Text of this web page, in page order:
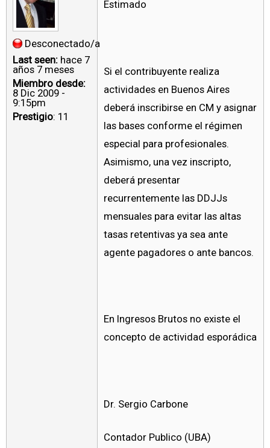
Desconectado/a
Last seen: hace 7
años 7 meses
Miembro desde:
8 Dic 2009 -
9:15pm
Prestigio: 11
Estimado
Si el contribuyente realiza
actividades en Buenos Aires
deberá inscribirse en CM y asignar
las bases conforme el régimen
especial para profesionales.
Asimismo, una vez inscripto,
deberá presentar
recurrentemente las DDJJs
mensuales para evitar las altas
tasas retentivas ya sea ante
agente pagadores o ante bancos.
En Ingresos Brutos no existe el
concepto de actividad esporádica
Dr. Sergio Carbone
Contador Publico (UBA)